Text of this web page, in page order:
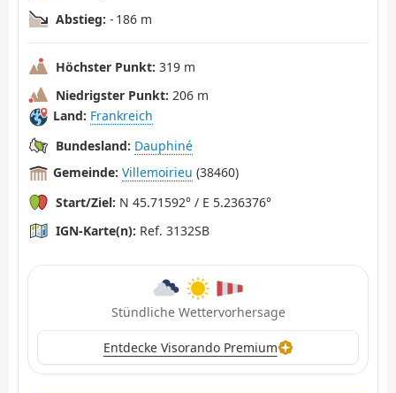
Abstieg: - 186 m
Höchster Punkt: 319 m
Niedrigster Punkt: 206 m
Land: Frankreich
Bundesland: Dauphiné
Gemeinde: Villemoirieu (38460)
Start/Ziel: N 45.71592° / E 5.236376°
IGN-Karte(n): Ref. 3132SB
Stündliche Wettervorhersage
Entdecke Visorando Premium